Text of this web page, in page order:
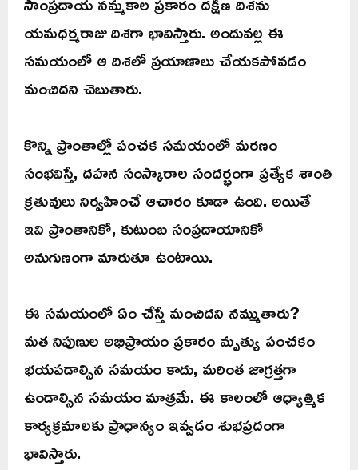
యమధర్మరాజు దిశగా భావిస్తారు. అందువల్ల ఈ
సమయంలో ఆ దిశలో ప్రయాణాలు చేయకపోవడం
మంచిదని చెబుతారు.
కొన్ని ప్రాంతాల్లో పంచక సమయంలో మరణం
సంభవిస్తే, దహన సంస్కారాల సందర్భంగా ప్రత్యేక శాంతి
క్రతువులు నిర్వహించే ఆచారం కూడా ఉంది. అయితే
ఇవి ప్రాంతానికో, కుటుంబ సంప్రదాయానికో
అనుగుణంగా మారుతూ ఉంటాయి.
ఈ సమయంలో ఏం చేస్తే మంచిదని నమ్ముతారు?
మత నిపుణుల అభిప్రాయం ప్రకారం మృత్యు పంచకం
భయపడాల్సిన సమయం కాదు, మరింత జాగ్రత్తగా
ఉండాల్సిన సమయం మాత్రమే. ఈ కాలంలో ఆధ్యాత్మిక
కార్యక్రమాలకు ప్రాధాన్యం ఇవ్వడం శుభప్రదంగా
భావిస్తారు.